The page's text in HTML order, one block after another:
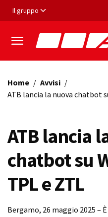
Vai ai contenuti
Vai al footer
Il gruppo
Home / Avvisi /
ATB lancia la nuova chatbot
ATB lancia
chatbot su
TPL e ZTL
Bergamo, 26 maggio 2025 –